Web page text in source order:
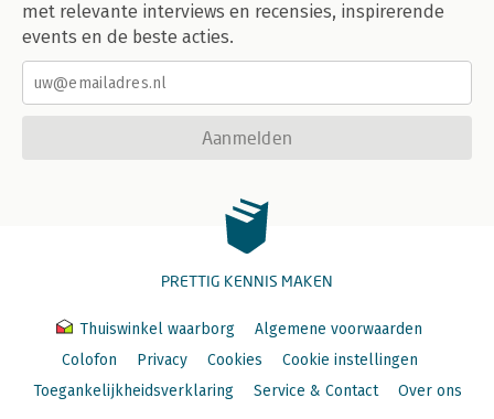
met relevante interviews en recensies, inspirerende
events en de beste acties.
Aanmelden
PRETTIG KENNIS MAKEN
Thuiswinkel waarborg
Algemene voorwaarden
Colofon
Privacy Cookies
Cookie instellingen
Toegankelijkheidsverklaring
Service & Contact Over ons